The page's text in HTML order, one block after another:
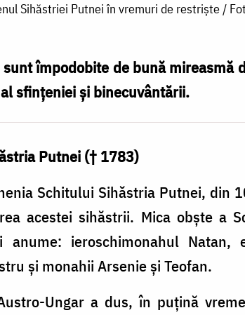
Sihăstriei Putnei în vremuri de restriște /
împodobite de bună mireasmă
sfinţeniei şi binecuvântării.
Putnei († 1783)
Schitului Sihăstria Putnei, din
acestei sihăstrii. Mica obşte a
ieroschimonahul Natan,
şi monahii Arsenie şi Teofan.
Ungar a dus, în puţină